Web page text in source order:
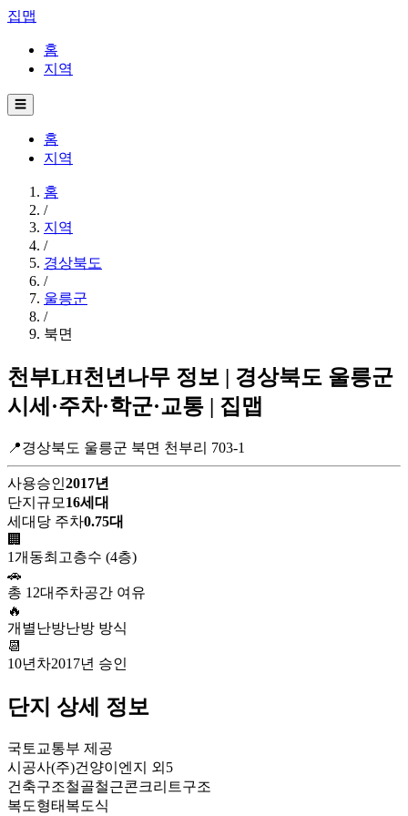
집맵
홈
지역
☰
홈
지역
홈
/
지역
/
경상북도
/
울릉군
/
북면
천부LH천년나무 정보 | 경상북도 울릉군
시세·주차·학군·교통 | 집맵
📍경상북도 울릉군 북면 천부리 703-1
사용승인2017년
단지규모 16세대
세대당 주차0.75대
🏢
1개동최고층수 (4층)
🚗
총 12대 주차공간 여유
🔥
개별난방난방 방식
📆
10년차2017년 승인
단지 상세 정보
국토교통부 제공
시공사(주)건양이엔지 외5
건축구조철골철근콘크리트구조
복도형태 복도식